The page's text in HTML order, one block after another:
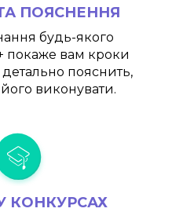
ПОЯСНЕННЯ
будь-якого
покаже вам кроки
детально пояснить,
виконувати.
КОНКУРСАХ